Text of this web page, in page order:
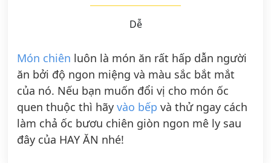
Dễ
Món chiên luôn là món ăn rất hấp dẫn người
ăn bởi độ ngon miệng và màu sắc bắt mắt
của nó. Nếu bạn muốn đổi vị cho món ốc
quen thuộc thì hãy vào bếp và thử ngay cách
làm chả ốc bươu chiên giòn ngon mê ly sau
đây của HAY ĂN nhé!